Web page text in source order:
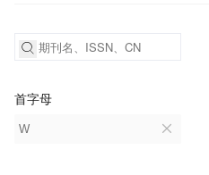
首字母
W